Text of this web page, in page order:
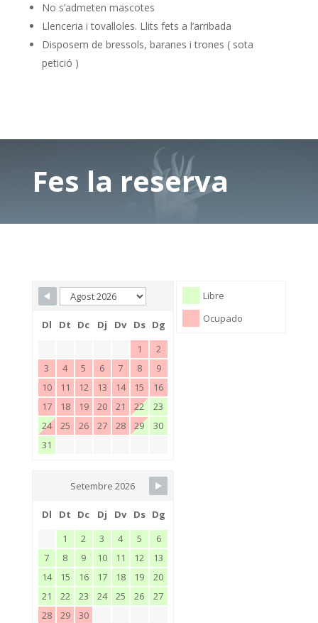
No s’admeten mascotes
Llenceria i tovalloles. Llits fets a l’arribada
Disposem de bressols, baranes i trones ( sota
petició )
Fes la reserva
Skip Booking Form
Libre
Ocupado
Dl Dt Dc Dj Dv Ds Dg
1
2
3
4 5 6 7 8
9
10
11 12 13 14 15
16
17
18 19 20 21 22
23
24
25 26 27 28 29
30
31
Setembre 2026
Dl Dt Dc Dj Dv Ds Dg
1
2 3 4 5
6
7
8 9 10 11 12
13
14
15 16 17 18 19
20
21
22 23 24 25 26
27
28
29 30